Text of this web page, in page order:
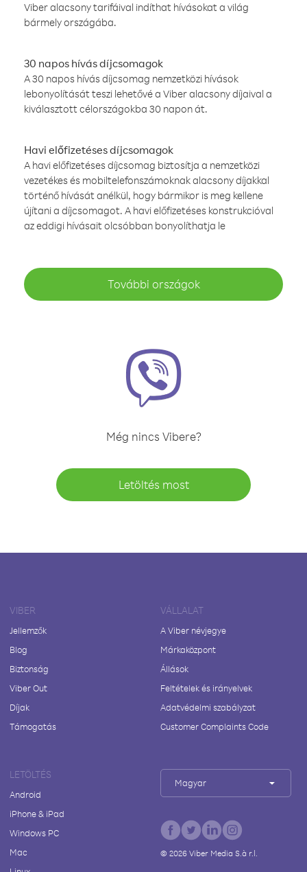
Viber alacsony tarifáival indíthat hívásokat a világ
bármely országába.
30 napos hívás díjcsomagok
A 30 napos hívás díjcsomag nemzetközi hívások
lebonyolítását teszi lehetővé a Viber alacsony díjaival a
kiválasztott célországokba 30 napon át.
Havi előfizetéses díjcsomagok
A havi előfizetéses díjcsomag biztosítja a nemzetközi
vezetékes és mobiltelefonszámoknak alacsony díjakkal
történő hívását anélkül, hogy bármikor is meg kellene
újítani a díjcsomagot. A havi előfizetéses konstrukcióval
az eddigi hívásait olcsóbban bonyolíthatja le
További országok
Még nincs Vibere?
Letöltés most
VIBER
Jellemzők
Blog
Biztonság
Viber Out
Díjak
Támogatás
VÁLLALAT
A Viber névjegye
Márkaközpont
Állások
Feltételek és irányelvek
Adatvédelmi szabályzat
Customer Complaints Code
LETÖLTÉS
Android
iPhone & iPad
Windows PC
Mac
Magyar
© 2026Viber Media S.à r.l.